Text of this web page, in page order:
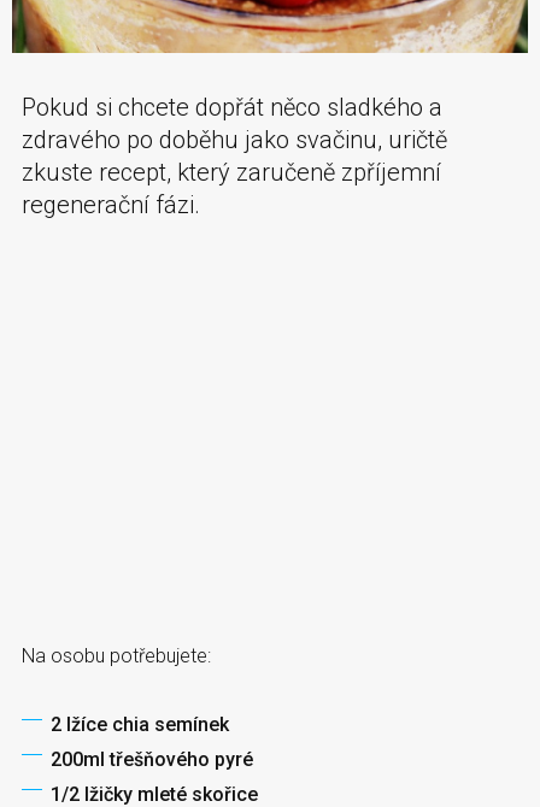
Pokud si chcete dopřát něco sladkého a
zdravého po doběhu jako svačinu, uričtě
zkuste recept, který zaručeně zpříjemní
regenerační fázi.
Na osobu potřebujete:
2 lžíce chia semínek
200ml třešňového pyré
1/2 lžičky mleté skořice